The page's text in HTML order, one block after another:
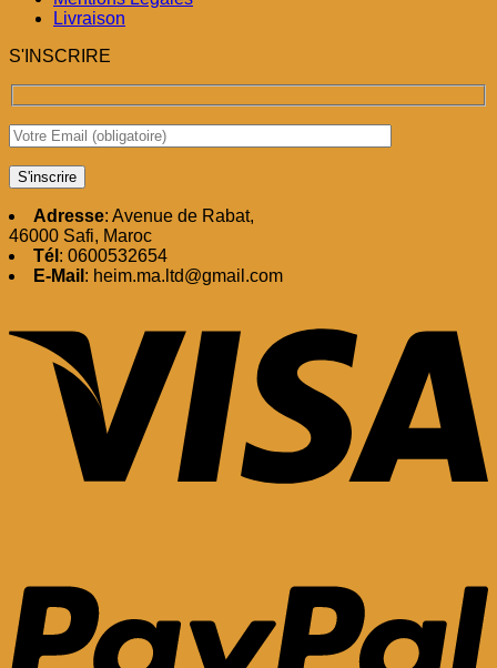
Livraison
S'INSCRIRE
Adresse: Avenue de Rabat,
46000 Safi, Maroc
Tél : 0600532654
E-Mail : heim.ma.ltd@gmail.com